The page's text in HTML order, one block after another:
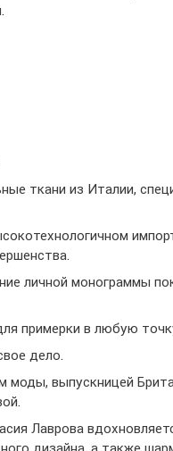
ткани из Италии,
личной монограммы
примерки в любую
дело.
моды, выпускницей
Лаврова